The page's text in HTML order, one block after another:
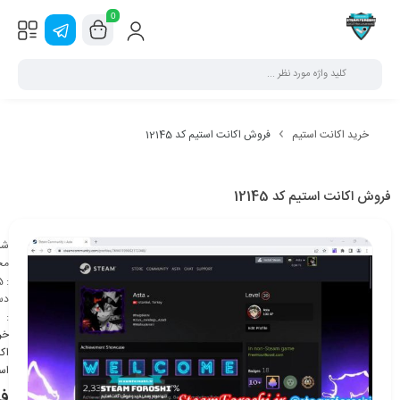
0
خرید اکانت استیم فروش اکانت استیم کد 12145
فروش اکانت استیم کد 12145
:
: